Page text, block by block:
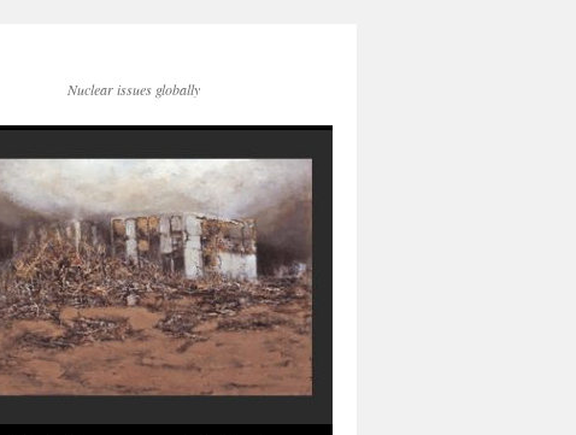
Nuclear issues globally